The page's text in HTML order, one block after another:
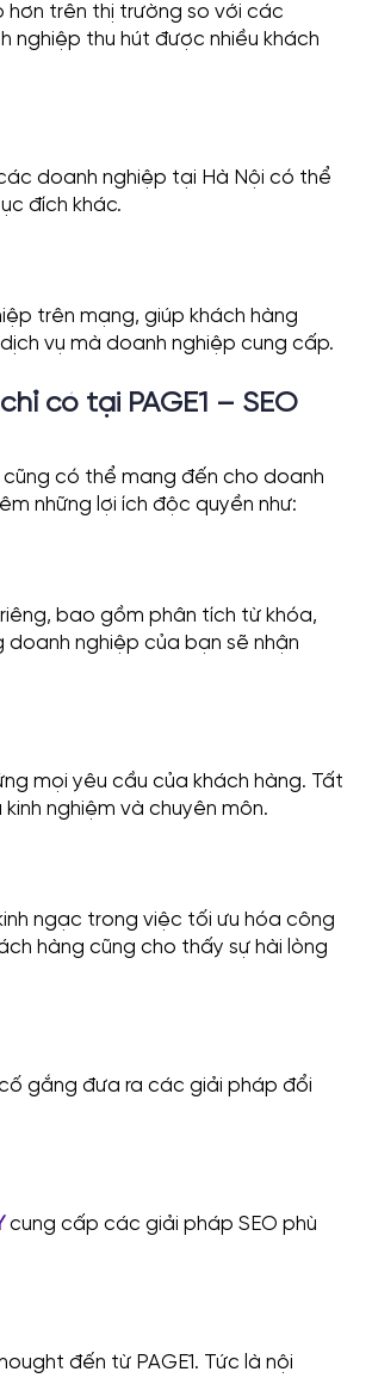
hơn trên thị trường so với các
nghiệp thu hút được nhiều khách
doanh nghiệp tại Hà Nội có thể
đích khác.
trên mạng, giúp khách hàng
vụ mà doanh nghiệp cung cấp.
có tại PAGE1 – SEO
cũng có thể mang đến cho doanh
những lợi ích độc quyền như:
bao gồm phân tích từ khóa,
nghiệp của bạn sẽ nhận
mọi yêu cầu của khách hàng. Tất
nghiệm và chuyên môn.
ngạc trong việc tối ưu hóa công
hàng cũng cho thấy sự hài lòng
gắng đưa ra các giải pháp đổi
cung cấp các giải pháp SEO phù
đến từ PAGE1. Tức là nội